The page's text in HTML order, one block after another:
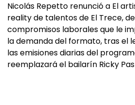
Nicolás Repetto renunció a El
reality de talentos de El Trece,
compromisos laborales que le
la demanda del formato, tras el
las emisiones diarias del
reemplazará el bailarín Ricky